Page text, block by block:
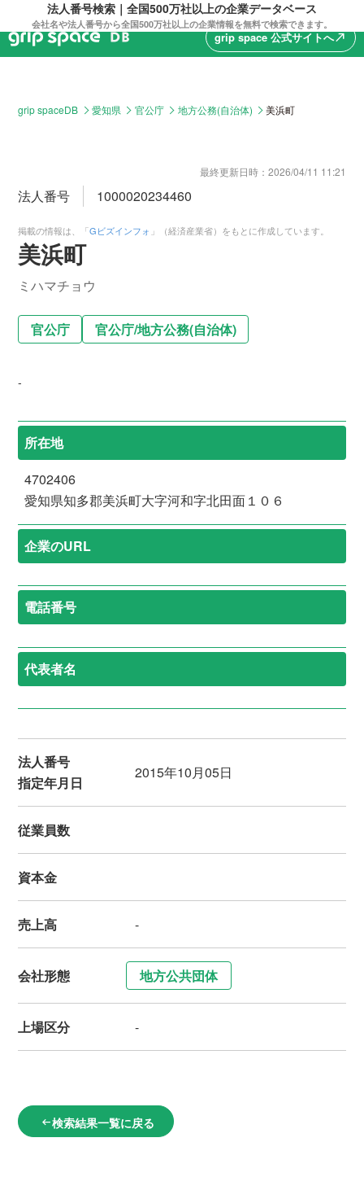
法人番号検索｜全国500万社以上の企業データベース
会社名や法人番号から全国500万社以上の企業情報を無料で検索できます。
grip space 公式サイトへnorth_east
grip spaceDB 愛知県 官公庁 地方公務(自治体) 美浜町
最終更新日時： 2026/04/11 11:21
法人番号 1000020234460
掲載の情報は、「Gビズインフォ 」（経済産業省）をもとに作成しています。
美浜町
ミハマチョウ
官公庁 官公庁/地方公務(自治体)
-
所在地
4702406
愛知県知多郡美浜町大字河和字北田面１０６
企業のURL
電話番号
代表者名
法人番号
指定年月日
2015年10月05日
従業員数
資本金
売上高 -
会社形態 地方公共団体
上場区分 -
arrow_left_alt検索結果一覧に戻る